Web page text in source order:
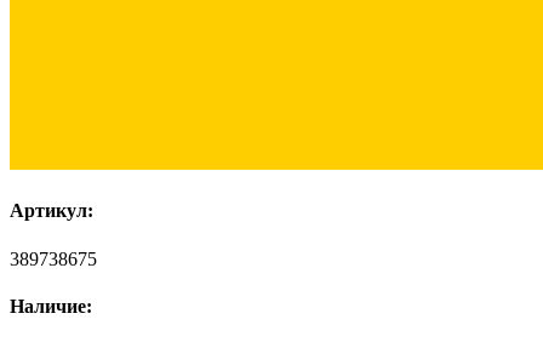
Артикул:
389738675
Наличие: